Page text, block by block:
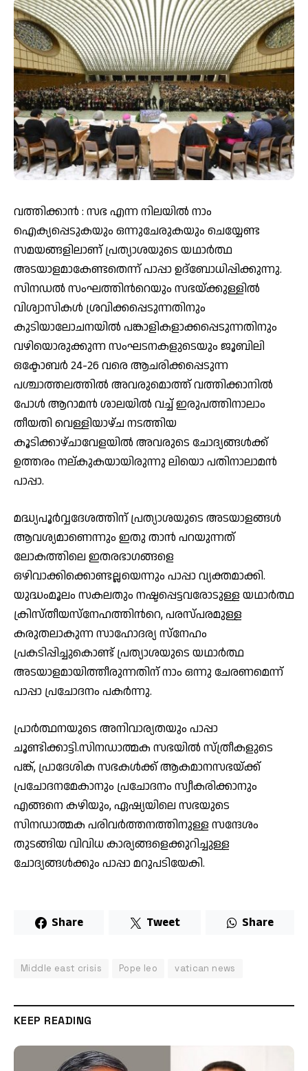
വത്തിക്കാൻ : സഭ എന്ന നിലയിൽ നാം
ഐക്യപ്പെടുകയും ഒന്നുചേരുകയും ചെയ്യേണ്ട
സമയങ്ങളിലാണ് പ്രത്യാശയുടെ യഥാർത്ഥ
അടയാളമാകേണ്ടതെന്ന് പാപ്പാ ഉദ്ബോധിപ്പിക്കുന്നു.
സിനഡൽ സംഘത്തിൻറെയും സഭയ്ക്കുള്ളിൽ
വിശ്വാസികൾ ശ്രവിക്കപ്പെടുന്നതിനും
കുടിയാലോചനയിൽ പങ്കാളികളാക്കപ്പെടുന്നതിനും
വഴിയൊരുക്കുന്ന സംഘടനകളുടെയും ജൂബിലി
ഒക്ടോബർ 24-26 വരെ ആചരിക്കപ്പെടുന്ന
പശ്ചാത്തലത്തിൽ അവരുമൊത്ത് വത്തിക്കാനിൽ
പോൾ ആറാമൻ ശാലയിൽ വച്ച് ഇരുപത്തിനാലാം
തീയതി വെള്ളിയാഴ്ച നടത്തിയ
കൂടിക്കാഴ്ചാവേളയിൽ അവരുടെ ചോദ്യങ്ങൾക്ക്
ഉത്തരം നല്കുകയായിരുന്നു ലിയൊ പതിനാലാമൻ
പാപ്പാ.
മദ്ധ്യപൂർവ്വദേശത്തിന് പ്രത്യാശയുടെ അടയാളങ്ങൾ
ആവശ്യമാണെന്നും ഇതു താൻ പറയുന്നത്
ലോകത്തിലെ ഇതരഭാഗങ്ങളെ
ഒഴിവാക്കിക്കൊണ്ടല്ലയെന്നും പാപ്പാ വ്യക്തമാക്കി.
യുദ്ധംമൂലം സകലതും നഷ്ടപ്പെട്ടവരോടുള്ള യഥാർത്ഥ
ക്രിസ്തീയസ്നേഹത്തിൻറെ, പരസ്പരമുള്ള
കരുതലാകുന്ന സാഹോദര്യ സ്നേഹം
പ്രകടിപ്പിച്ചുകൊണ്ട് പ്രത്യാശയുടെ യഥാർത്ഥ
അടയാളമായിത്തീരുന്നതിന് നാം ഒന്നു ചേരണമെന്ന്
പാപ്പാ പ്രചോദനം പകർന്നു.
പ്രാർത്ഥനയുടെ അനിവാര്യതയും പാപ്പാ
ചൂണ്ടിക്കാട്ടി.സിനഡാത്മക സഭയിൽ സ്ത്രീകളുടെ
പങ്ക്, പ്രാദേശിക സഭകൾക്ക് ആകമാനസഭയ്ക്ക്
പ്രചോദനമേകാനും പ്രചോദനം സ്വീകരിക്കാനും
എങ്ങനെ കഴിയും, ഏഷ്യയിലെ സഭയുടെ
സിനഡാത്മക പരിവർത്തനത്തിനുള്ള സന്ദേശം
തുടങ്ങിയ വിവിധ കാര്യങ്ങളെക്കുറിച്ചുള്ള
ചോദ്യങ്ങൾക്കും പാപ്പാ മറുപടിയേകി.
Share Tweet Share
Middle east crisis Pope leo vatican news
KEEP READING